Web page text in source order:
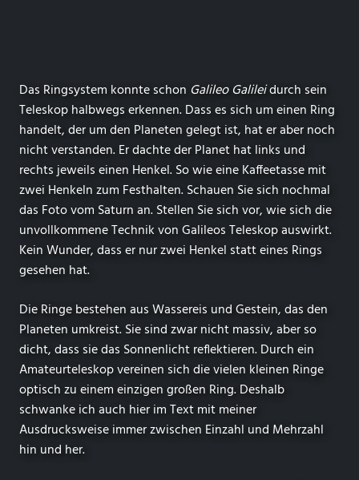
Das Ringsystem konnte schon Galileo Galileidurch sein
Teleskop halbwegs erkennen. Dass es sich um einen Ring
handelt, der um den Planeten gelegt ist, hat er aber noch
nicht verstanden. Er dachte der Planet hat links und
rechts jeweils einen Henkel. So wie eine Kaffeetasse mit
zwei Henkeln zum Festhalten. Schauen Sie sich nochmal
das Foto vom Saturn an. Stellen Sie sich vor, wie sich die
unvollkommene Technik von Galileos Teleskop auswirkt.
Kein Wunder, dass er nur zwei Henkel statt eines Rings
gesehen hat.
Die Ringe bestehen aus Wassereis und Gestein, das den
Planeten umkreist. Sie sind zwar nicht massiv, aber so
dicht, dass sie das Sonnenlicht reflektieren. Durch ein
Amateurteleskop vereinen sich die vielen kleinen Ringe
optisch zu einem einzigen großen Ring. Deshalb
schwanke ich auch hier im Text mit meiner
Ausdrucksweise immer zwischen Einzahl und Mehrzahl
hin und her.